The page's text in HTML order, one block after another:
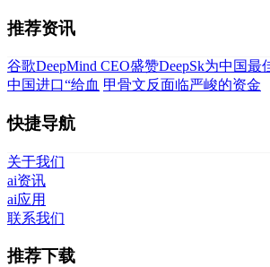
推荐资讯
谷歌DeepMind CEO盛赞DeepSk为中国最
中国进口“给血 甲骨文反面临严峻的资金
快捷导航
关于我们
ai资讯
ai应用
联系我们
推荐下载